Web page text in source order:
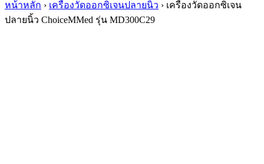
หน้าหลัก › เครื่องวัดออกซิเจนปลายนิ้ว › เครื่องวัดออกซิเจน
ปลายนิ้ว ChoiceMMed รุ่น MD300C29